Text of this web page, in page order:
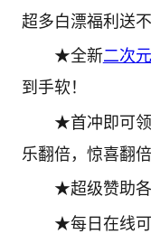
超多白漂福利送不
★全新二次元
到手软！
★首冲即可
乐翻倍，惊喜翻倍
★超级赞助各
★每日在线可